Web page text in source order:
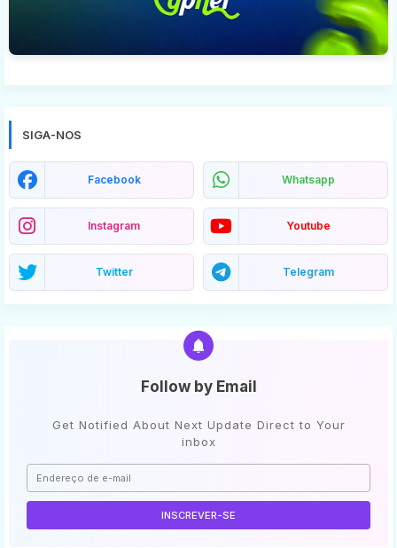
SIGA-NOS
Facebook Whatsapp
Instagram Youtube
Twitter Telegram
Follow by Email
Get Notified About Next Update Direct to Your
inbox